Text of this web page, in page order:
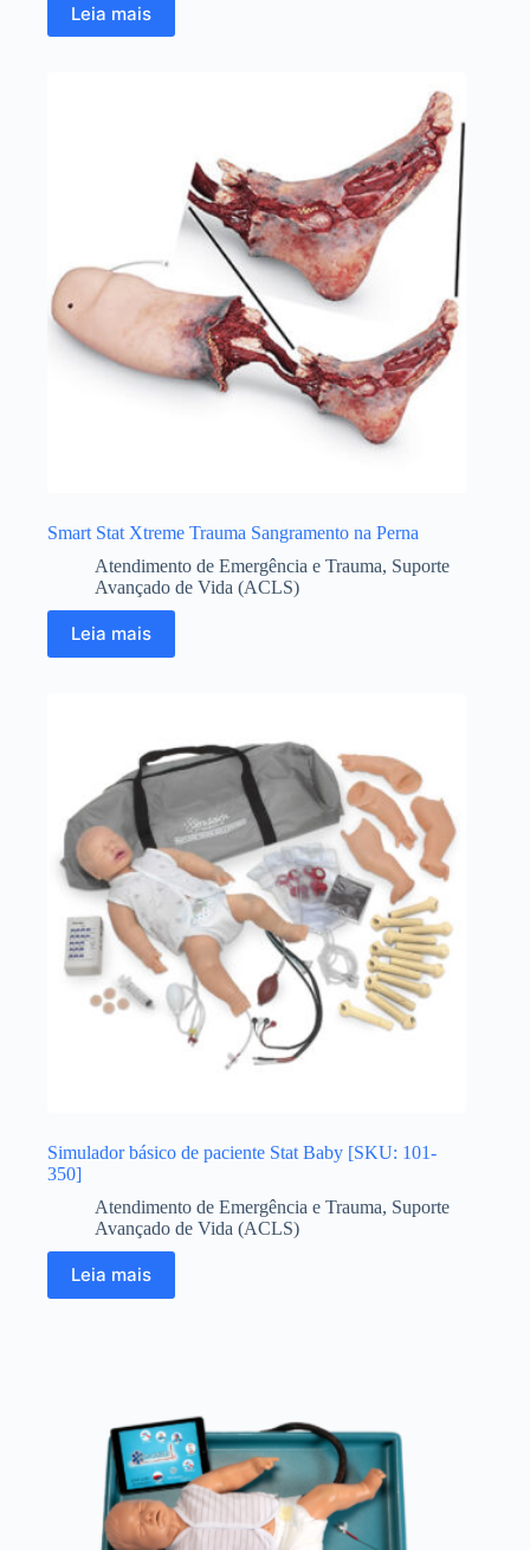
Leia mais
Smart Stat Xtreme Trauma Sangramento na Perna
Atendimento de Emergência e Trauma, Suporte
Avançado de Vida (ACLS)
Leia mais
Simulador básico de paciente Stat Baby [SKU: 101-
350]
Atendimento de Emergência e Trauma, Suporte
Avançado de Vida (ACLS)
Leia mais